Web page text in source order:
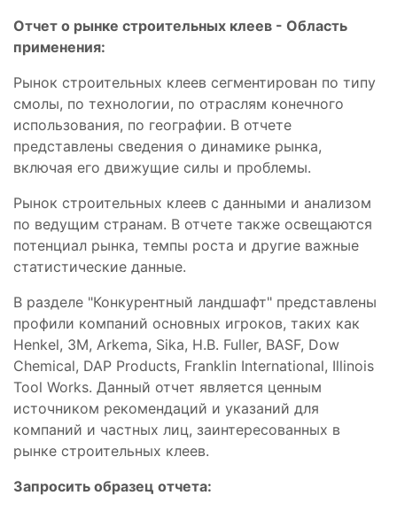
Отчет о рынке строительных клеев - Область
применения:
Рынок строительных клеев сегментирован по типу
смолы, по технологии, по отраслям конечного
использования, по географии. В отчете
представлены сведения о динамике рынка,
включая его движущие силы и проблемы.
Рынок строительных клеев с данными и анализом
по ведущим странам. В отчете также освещаются
потенциал рынка, темпы роста и другие важные
статистические данные.
В разделе "Конкурентный ландшафт" представлены
профили компаний основных игроков, таких как
Henkel, 3M, Arkema, Sika, H.B. Fuller, BASF, Dow
Chemical, DAP Products, Franklin International, Illinois
Tool Works. Данный отчет является ценным
источником рекомендаций и указаний для
компаний и частных лиц, заинтересованных в
рынке строительных клеев.
Запросить образец отчета: